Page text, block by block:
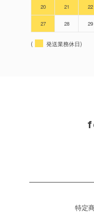
20 21 22
27 28 29
( 発送業務休日)
特定